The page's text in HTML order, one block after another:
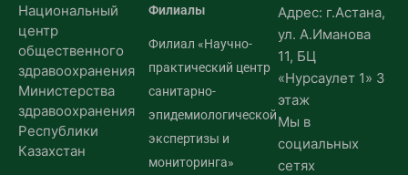
Национальный
центр
общественного
здравоохранения
Министерства
здравоохранения
Республики
Казахстан
Филиалы
Филиал «Научно-
практический центр
санитарно-
эпидемиологической
экспертизы и
мониторинга»
Адрес: г.Астана,
ул. А.Иманова
11, БЦ
«Нурсаулет 1» 3
этаж
Мы в
социальных
сетях